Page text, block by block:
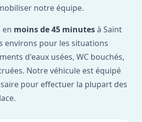
notre équipe.
en moins de 45 minutesà Saint
environs pour les situations
d'eaux usées, WC bouchés,
Notre véhicule est équipé
pour effectuer la plupart des